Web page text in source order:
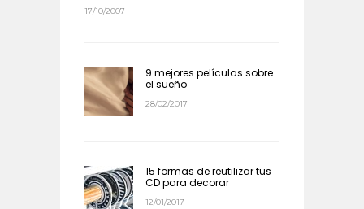
17/10/2007
9 mejores películas sobre
el sueño
28/02/2017
15 formas de reutilizar tus
CD para decorar
12/01/2017